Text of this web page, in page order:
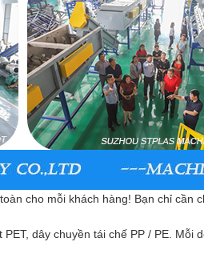
cho mỗi khách hàng! Bạn chỉ cần
dây chuyền tái chế PP / PE. Mỗi